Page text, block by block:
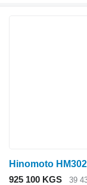
Hinomoto
925 100 KGS
39